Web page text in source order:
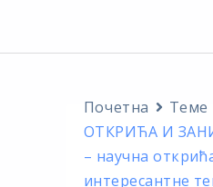
Почетна
Теме
ОТКРИЋА И
– научна
интересантне